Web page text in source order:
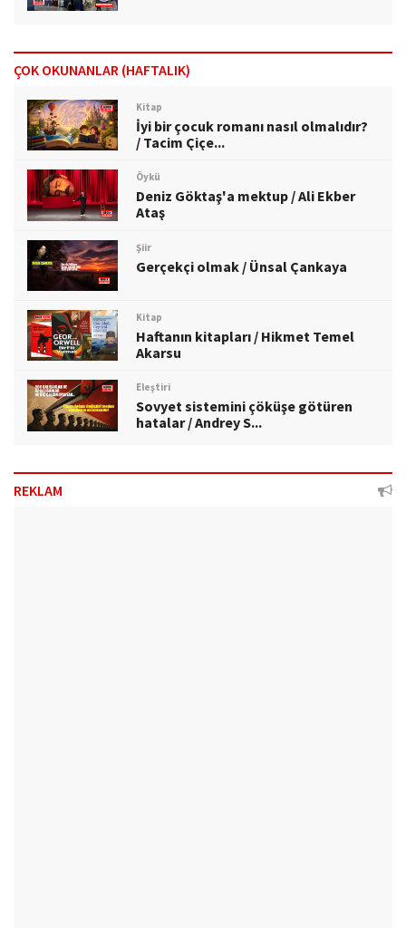
ÇOK OKUNANLAR (HAFTALIK)
Kitap
İyi bir çocuk romanı nasıl olmalıdır?
/ Tacim Çiçe...
Öykü
Deniz Göktaş'a mektup / Ali Ekber
Ataş
Şiir
Gerçekçi olmak / Ünsal Çankaya
Kitap
Haftanın kitapları / Hikmet Temel
Akarsu
Eleştiri
Sovyet sistemini çöküşe götüren
hatalar / Andrey S...
REKLAM